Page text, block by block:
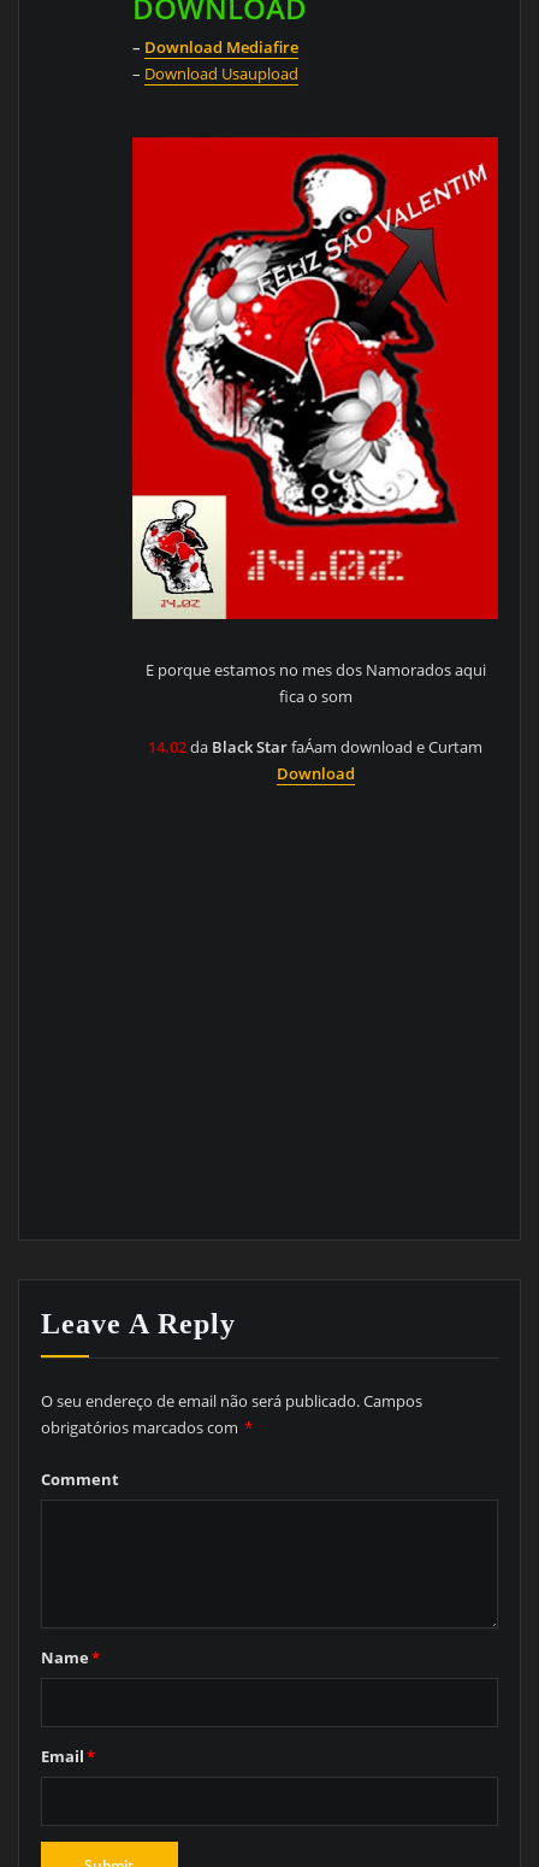
– Download Mediafire
– Download Usaupload
E porque estamos no mes dos Namorados aqui
fica o som
14.02da Black StarfaÁam download e Curtam
Download
Leave A Reply
O seu endereço de email não será publicado.Campos
obrigatórios marcados com *
Comment
Name*
Email*